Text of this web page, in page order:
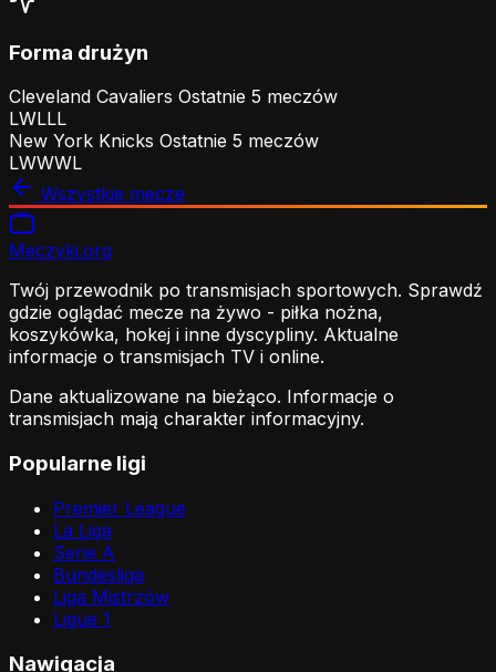
Forma drużyn
Cleveland Cavaliers Ostatnie 5 meczów
LWLLL
New York Knicks Ostatnie 5 meczów
LWWWL
Wszystkie mecze
Meczyki.org
Twój przewodnik po transmisjach sportowych. Sprawdź
gdzie oglądać mecze na żywo - piłka nożna,
koszykówka, hokej i inne dyscypliny. Aktualne
informacje o transmisjach TV i online.
Dane aktualizowane na bieżąco. Informacje o
transmisjach mają charakter informacyjny.
Popularne ligi
Premier League
La Liga
Serie A
Bundesliga
Liga Mistrzów
Ligue 1
Nawigacja